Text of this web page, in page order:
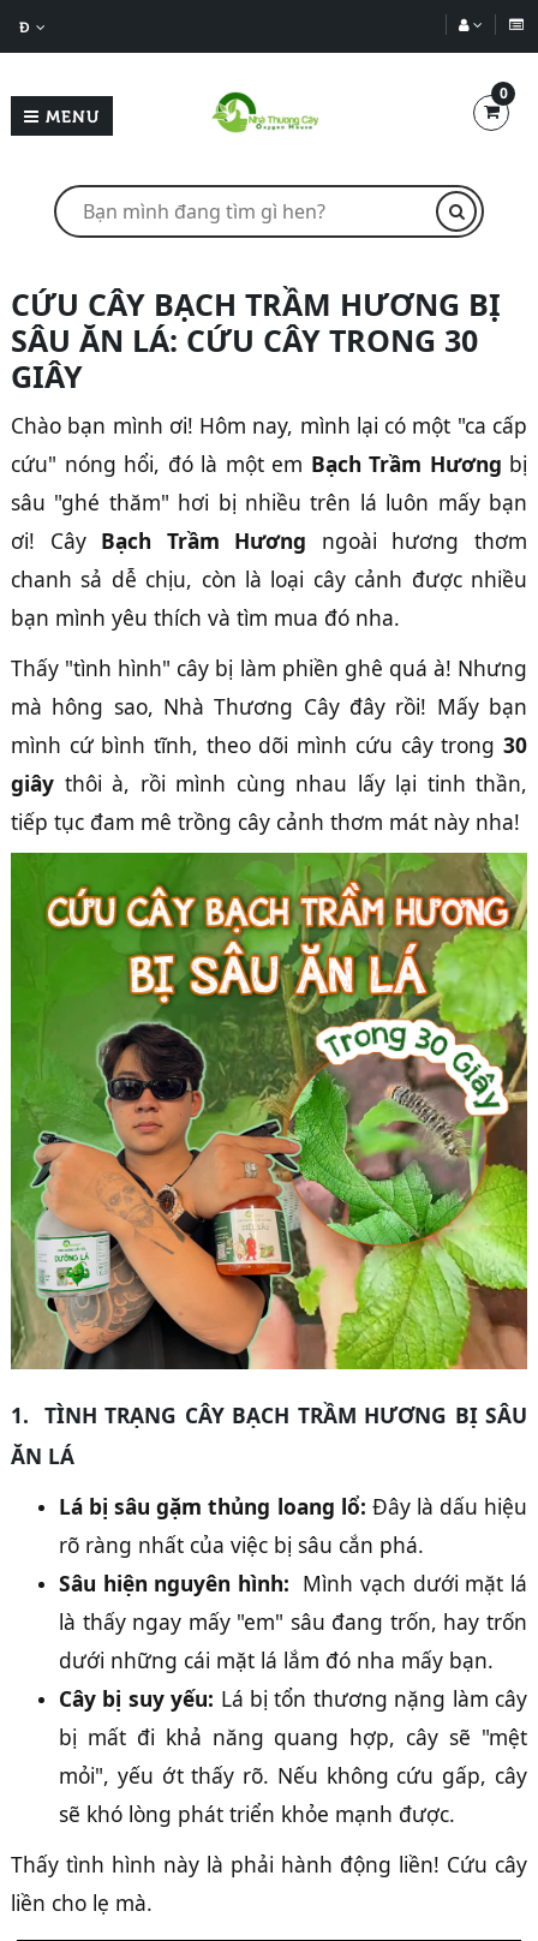
Đ
MENU
0
CỨU CÂY BẠCH TRẦM HƯƠNG BỊ
SÂU ĂN LÁ: CỨU CÂY TRONG 30
GIÂY
Chào bạn mình ơi! Hôm nay, mình lại có một "ca cấp
cứu" nóng hổi, đó là một em Bạch Trầm Hương bị
sâu "ghé thăm" hơi bị nhiều trên lá luôn mấy bạn
ơi! Cây Bạch Trầm Hương ngoài hương thơm
chanh sả dễ chịu, còn là loại cây cảnh được nhiều
bạn mình yêu thích và tìm mua đó nha.
Thấy "tình hình" cây bị làm phiền ghê quá à! Nhưng
mà hông sao, Nhà Thương Cây đây rồi! Mấy bạn
mình cứ bình tĩnh, theo dõi mình cứu cây trong 30
giây thôi à, rồi mình cùng nhau lấy lại tinh thần,
tiếp tục đam mê trồng cây cảnh thơm mát này nha!
1. TÌNH TRẠNG CÂY BẠCH TRẦM HƯƠNG BỊ SÂU
ĂN LÁ
Lá bị sâu gặm thủng loang lổ: Đây là dấu hiệu
rõ ràng nhất của việc bị sâu cắn phá.
Sâu hiện nguyên hình: Mình vạch dưới mặt lá
là thấy ngay mấy "em" sâu đang trốn, hay trốn
dưới những cái mặt lá lắm đó nha mấy bạn.
Cây bị suy yếu: Lá bị tổn thương nặng làm cây
bị mất đi khả năng quang hợp, cây sẽ "mệt
mỏi", yếu ớt thấy rõ. Nếu không cứu gấp, cây
sẽ khó lòng phát triển khỏe mạnh được.
Thấy tình hình này là phải hành động liền! Cứu cây
liền cho lẹ mà.